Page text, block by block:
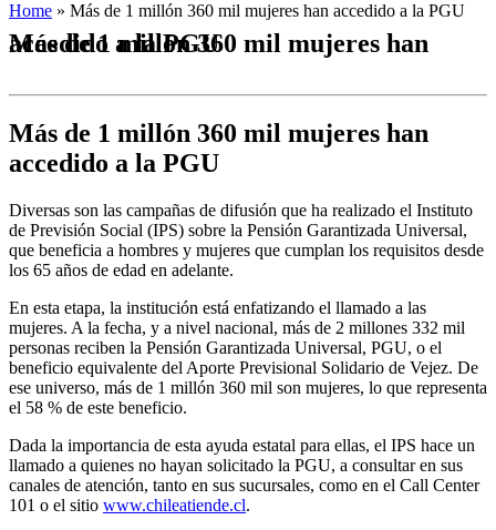
Home » Más de 1 millón 360 mil mujeres han accedido a la PGU
Más de 1 millón 360 mil mujeres han accedido a la PGU
Más de 1 millón 360 mil mujeres han
accedido a la PGU
Diversas son las campañas de difusión que ha realizado el Instituto
de Previsión Social (IPS) sobre la Pensión Garantizada Universal,
que beneficia a hombres y mujeres que cumplan los requisitos desde
los 65 años de edad en adelante.
En esta etapa, la institución está enfatizando el llamado a las
mujeres. A la fecha, y a nivel nacional, más de 2 millones 332 mil
personas reciben la Pensión Garantizada Universal, PGU, o el
beneficio equivalente del Aporte Previsional Solidario de Vejez. De
ese universo, más de 1 millón 360 mil son mujeres, lo que representa
el 58 % de este beneficio.
Dada la importancia de esta ayuda estatal para ellas, el IPS hace un
llamado a quienes no hayan solicitado la PGU, a consultar en sus
canales de atención, tanto en sus sucursales, como en el Call Center
101 o el sitio www.chileatiende.cl.